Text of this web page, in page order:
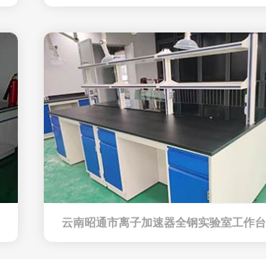
云南昭通市离子加速器全钢实验室工作台